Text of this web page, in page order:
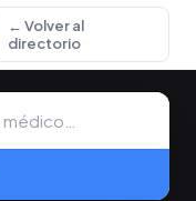
← Volver al
directorio